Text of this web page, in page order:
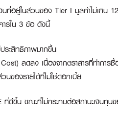
งินที่อยู่ในส่วนของ Tier I มูลค่าไม่เกิ
ารใน 3 ข้อ ดังนี้
ระสิทธิภาพมากขึ้น
ลดลง เนื่องจากตราสารที่ทำกา
วนของรายได้ที่ไม่ใช่ดอกเบี้ย
ที่ดีขึ้น ขณะที่ไม่กระทบต่อสถานะเงิน